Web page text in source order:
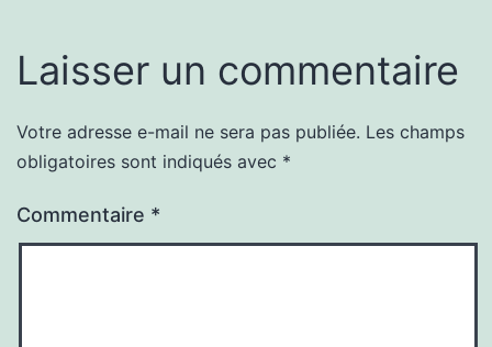
Laisser un commentaire
Votre adresse e-mail ne sera pas publiée. Les champs
obligatoires sont indiqués avec *
Commentaire *